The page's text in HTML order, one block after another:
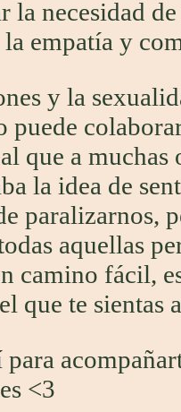
la necesidad
empatía y
y la
puede
que a
la idea de
paralizarnos,
aquellas
camino fácil,
que te sientas
<3